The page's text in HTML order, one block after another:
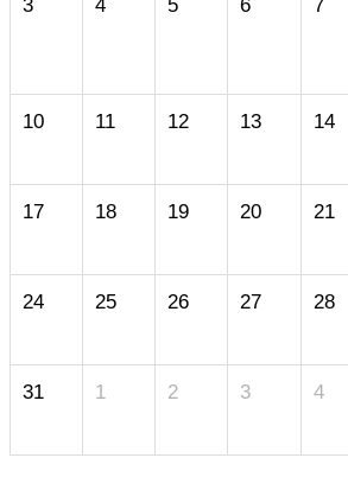
3 4 5 6 7
10 11 12 13 14
17 18 19 20 21
24 25 26 27 28
31 1 2 3 4